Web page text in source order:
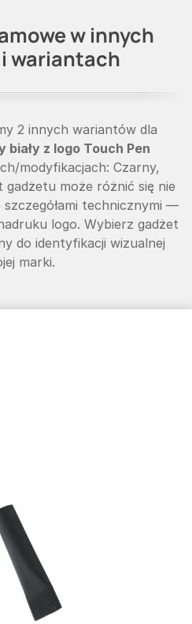
w innych
wariantach
2 innych wariantów dla
biały z logo Touch Pen
modyfikacjach: Czarny,
gadżetu może różnić się nie
technicznymi —
logo. Wybierz gadżet
do identyfikacji wizualnej
marki.